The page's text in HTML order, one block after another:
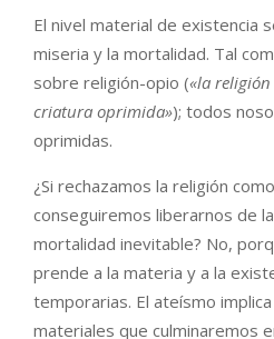
El nivel material de existencia
miseria y la mortalidad. Tal
sobre religión-opio («la religión
criatura oprimida»); todos
oprimidas.
¿Si rechazamos la religión
conseguiremos liberarnos de
mortalidad inevitable? No,
prende a la materia y a la
temporarias. El ateísmo
materiales que culminaremos